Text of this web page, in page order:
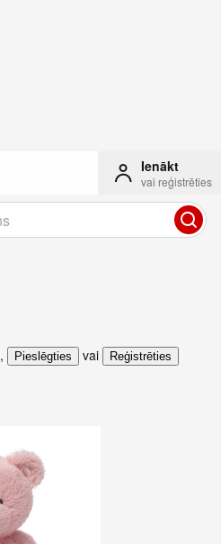
Ienākt
vai reģistrēties
, Pieslēgties vai Reģistrēties